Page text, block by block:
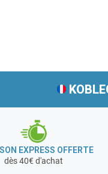
EXPRESS OFFERTE
dès 40€ d'achat